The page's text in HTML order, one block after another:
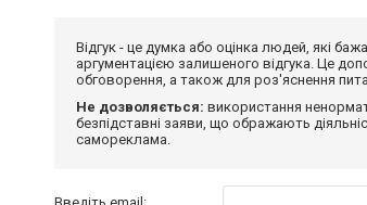
Відгук - це думка або оцінка людей, які
аргументацією залишеного відгука. Це
обговорення, а також для роз'яснення
Не дозволяється: використання
безпідставні заяви, що ображають
самореклама.